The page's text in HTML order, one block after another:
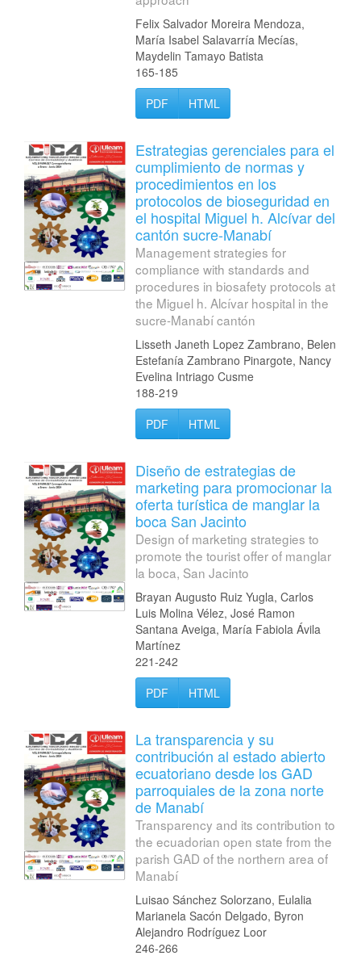
Felix Salvador Moreira Mendoza,
María Isabel Salavarría Mecías,
Maydelin Tamayo Batista
165-185
PDF
HTML
Estrategias gerenciales para el
cumplimiento de normas y
procedimientos en los
protocolos de bioseguridad en
el hospital Miguel h. Alcívar del
cantón sucre-Manabí
Management strategies for
compliance with standards and
procedures in biosafety protocols at
the Miguel h. Alcívar hospital in the
sucre-Manabí cantón
Lisseth Janeth Lopez Zambrano, Belen
Estefanía Zambrano Pinargote, Nancy
Evelina Intriago Cusme
188-219
PDF
HTML
Diseño de estrategias de
marketing para promocionar la
oferta turística de manglar la
boca San Jacinto
Design of marketing strategies to
promote the tourist offer of manglar
la boca, San Jacinto
Brayan Augusto Ruiz Yugla, Carlos
Luis Molina Vélez, José Ramon
Santana Aveiga, María Fabiola Ávila
Martínez
221-242
PDF
HTML
La transparencia y su
contribución al estado abierto
ecuatoriano desde los GAD
parroquiales de la zona norte
de Manabí
Transparency and its contribution to
the ecuadorian open state from the
parish GAD of the northern area of
Manabí
Luisao Sánchez Solorzano, Eulalia
Marianela Sacón Delgado, Byron
Alejandro Rodríguez Loor
246-266